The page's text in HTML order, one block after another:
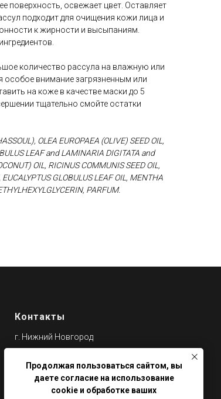
поверхность, освежает цвет. Оставляет
подходит для очищения кожи лица и
к жирности и высыпаниям.
количество рассула на влажную или
особое внимание загрязненным или
на коже в качестве маски до 5
тщательно смойте остатки
OLEA EUROPAEA (OLIVE) SEED OIL,
LEAF and LAMINARIA DIGITATA and
OIL, RICINUS COMMUNIS SEED OIL,
GLOBULUS LEAF OIL, MENTHA
PARFUM.
Продолжая пользоваться сайтом, вы
даете согласие на использование
cookie и обработке ваших
Контакты
г. Нижний Новгород
3 этаж,301 каб.
Режим работы: Пн-Пт: 9.00 - 18.00